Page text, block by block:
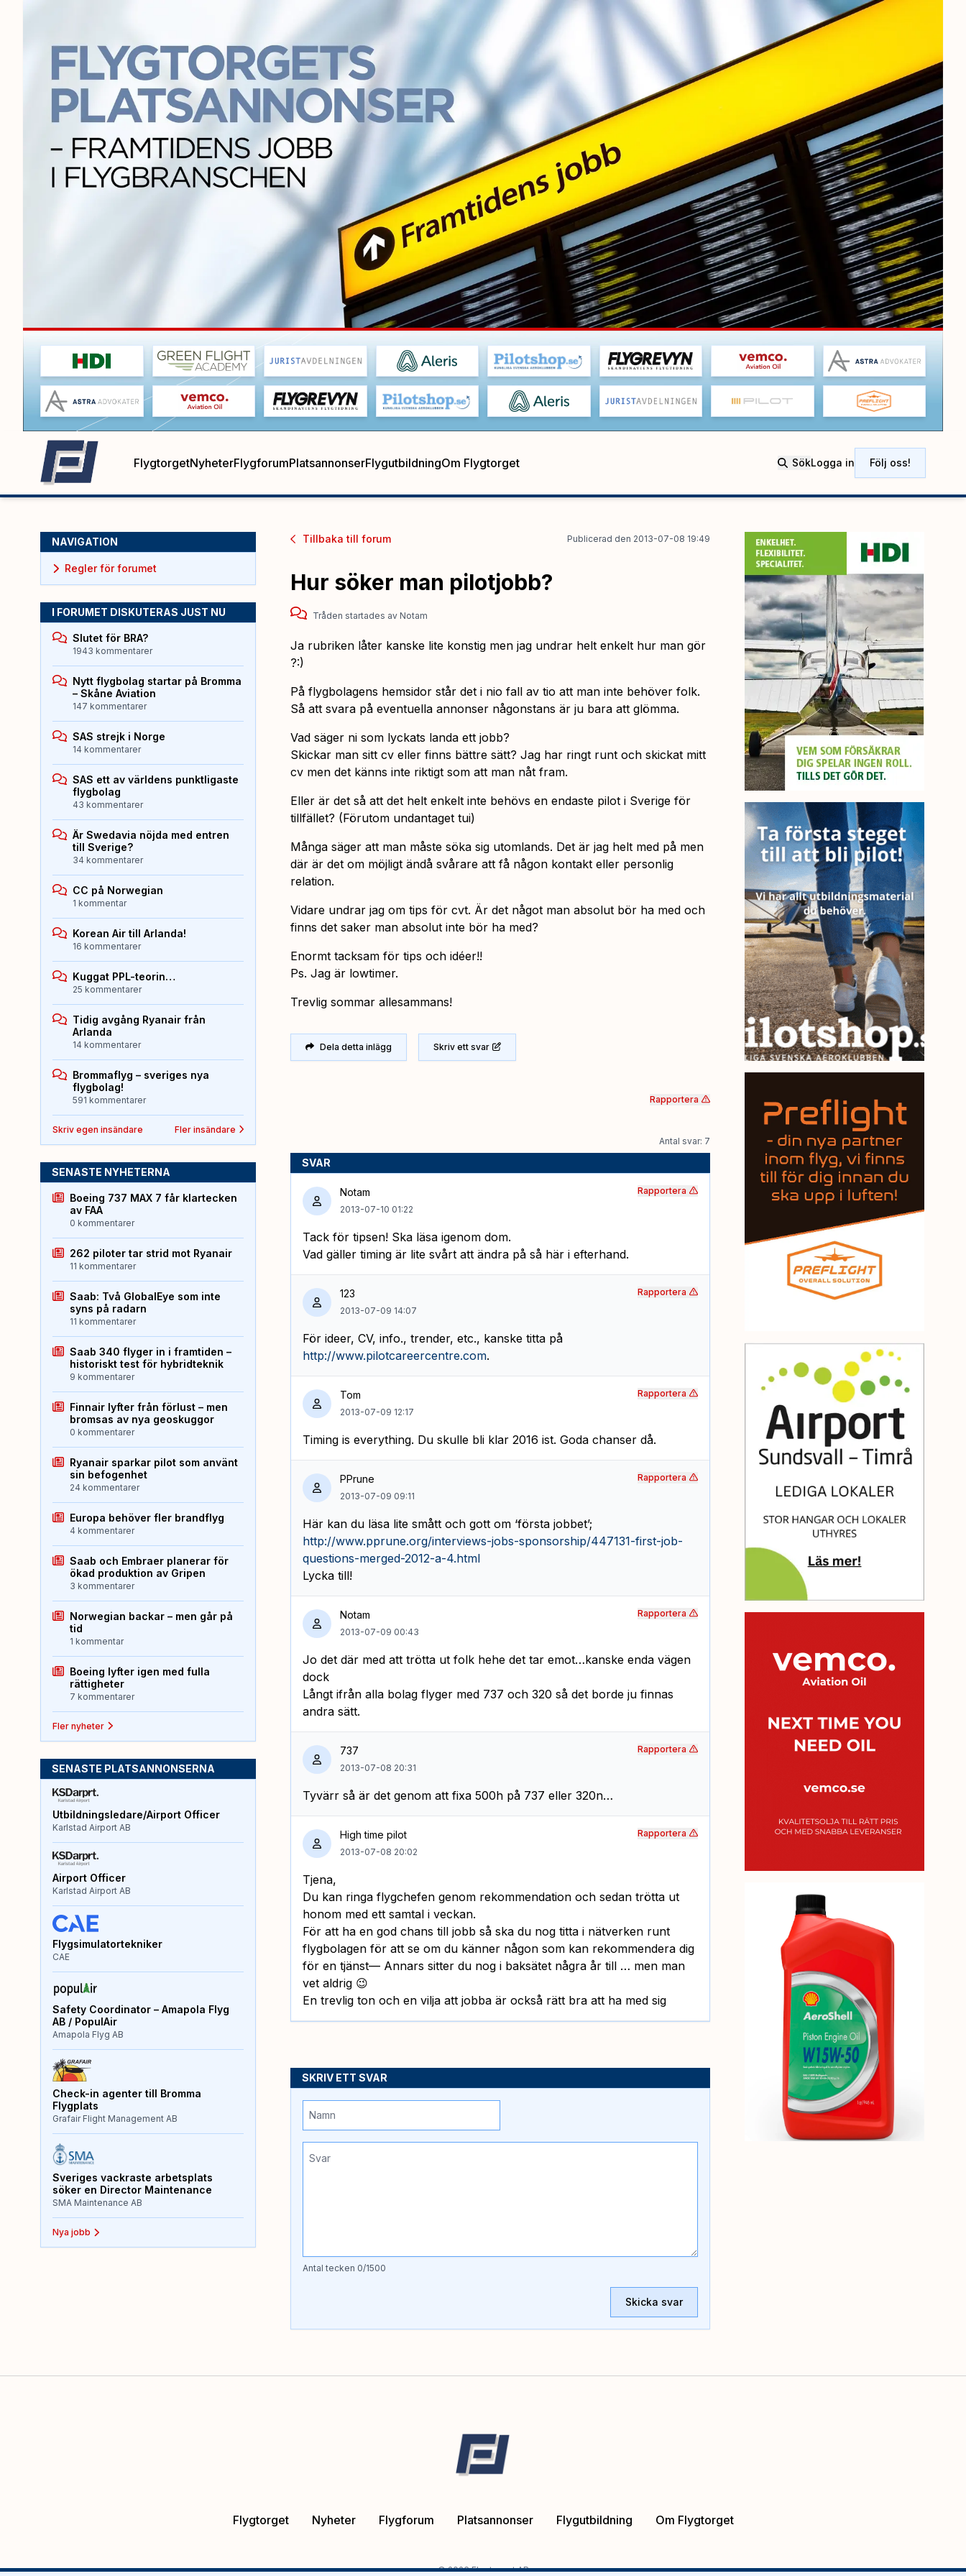
FlygtorgetNyheterFlygforumPlatsannonserFlygutbildningOm Flygtorget SökLogga in Följ oss!
Tillbaka till forum Publicerad den 2013-07-08 19:49
Hur söker man pilotjobb?
Tråden startades av Notam
Ja rubriken låter kanske lite konstig men jag undrar helt enkelt hur man gör
?:)
På flygbolagens hemsidor står det i nio fall av tio att man inte behöver folk.
Så att svara på eventuella annonser någonstans är ju bara att glömma.
Vad säger ni som lyckats landa ett jobb?
Skickar man sitt cv eller finns bättre sätt? Jag har ringt runt och skickat mitt
cv men det känns inte riktigt som att man nåt fram.
Eller är det så att det helt enkelt inte behövs en endaste pilot i Sverige för
tillfället? (Förutom undantaget tui)
Många säger att man måste söka sig utomlands. Det är jag helt med på men
där är det om möjligt ändå svårare att få någon kontakt eller personlig
relation.
Vidare undrar jag om tips för cvt. Är det något man absolut bör ha med och
finns det saker man absolut inte bör ha med?
Enormt tacksam för tips och idéer!!
Ps. Jag är lowtimer.
Trevlig sommar allesammans!
Dela detta inlägg Skriv ett svar
Rapportera
Antal svar: 7
SVAR
Notam
2013-07-10 01:22
Tack för tipsen! Ska läsa igenom dom.
Vad gäller timing är lite svårt att ändra på så här i efterhand.
Rapportera
123
2013-07-09 14:07
För ideer, CV, info., trender, etc., kanske titta på
http://www.pilotcareercentre.com.
Rapportera
Tom
2013-07-09 12:17
Timing is everything. Du skulle bli klar 2016 ist. Goda chanser då.
Rapportera
PPrune
2013-07-09 09:11
Här kan du läsa lite smått och gott om ‘första jobbet’;
http://www.pprune.org/interviews-jobs-sponsorship/447131-first-job-
questions-merged-2012-a-4.html
Lycka till!
Rapportera
Notam
2013-07-09 00:43
Jo det där med att trötta ut folk hehe det tar emot…kanske enda vägen
dock
Långt ifrån alla bolag flyger med 737 och 320 så det borde ju finnas
andra sätt.
Rapportera
737
2013-07-08 20:31
Tyvärr så är det genom att fixa 500h på 737 eller 320n…
Rapportera
High time pilot
2013-07-08 20:02
Tjena,
Du kan ringa flygchefen genom rekommendation och sedan trötta ut
honom med ett samtal i veckan.
För att ha en god chans till jobb så ska du nog titta i nätverken runt
flygbolagen för att se om du känner någon som kan rekommendera dig
för en tjänst— Annars sitter du nog i baksätet några år till … men man
vet aldrig 😉
En trevlig ton och en vilja att jobba är också rätt bra att ha med sig
Rapportera
SKRIV ETT SVAR
Antal tecken 0/1500
Skicka svar
NAVIGATION
Regler för forumet
I FORUMET DISKUTERAS JUST NU
Slutet för BRA?
1943 kommentarer
Nytt flygbolag startar på Bromma
– Skåne Aviation
147 kommentarer
SAS strejk i Norge
14 kommentarer
SAS ett av världens punktligaste
flygbolag
43 kommentarer
Är Swedavia nöjda med entren
till Sverige?
34 kommentarer
CC på Norwegian
1 kommentar
Korean Air till Arlanda!
16 kommentarer
Kuggat PPL-teorin…
25 kommentarer
Tidig avgång Ryanair från
Arlanda
14 kommentarer
Brommaflyg – sveriges nya
flygbolag!
591 kommentarer
Skriv egen insändare Fler insändare
SENASTE NYHETERNA
Boeing 737 MAX 7 får klartecken
av FAA
0 kommentarer
262 piloter tar strid mot Ryanair
11 kommentarer
Saab: Två GlobalEye som inte
syns på radarn
11 kommentarer
Saab 340 flyger in i framtiden –
historiskt test för hybridteknik
9 kommentarer
Finnair lyfter från förlust – men
bromsas av nya geoskuggor
0 kommentarer
Ryanair sparkar pilot som använt
sin befogenhet
24 kommentarer
Europa behöver fler brandflyg
4 kommentarer
Saab och Embraer planerar för
ökad produktion av Gripen
3 kommentarer
Norwegian backar – men går på
tid
1 kommentar
Boeing lyfter igen med fulla
rättigheter
7 kommentarer
Fler nyheter
SENASTE PLATSANNONSERNA
Utbildningsledare/Airport Officer
Karlstad Airport AB
Airport Officer
Karlstad Airport AB
Flygsimulatortekniker
CAE
Safety Coordinator – Amapola Flyg
AB / PopulAir
Amapola Flyg AB
Check-in agenter till Bromma
Flygplats
Grafair Flight Management AB
Sveriges vackraste arbetsplats
söker en Director Maintenance
SMA Maintenance AB
Nya jobb
Flygtorget Nyheter Flygforum Platsannonser Flygutbildning Om Flygtorget
© 2026 Flygtorget AB